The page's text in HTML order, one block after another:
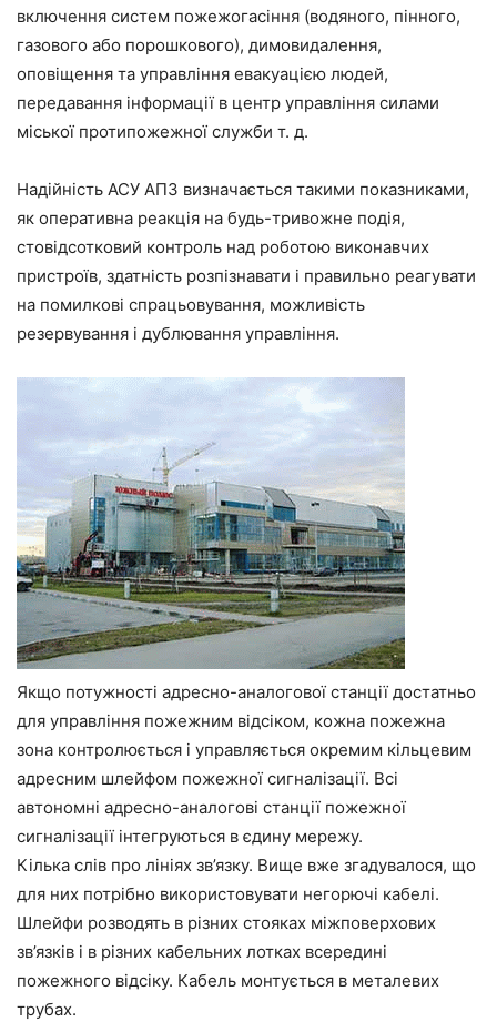
включення систем пожежогасіння (водяного, пінного,
газового або порошкового), димовидалення,
оповіщення та управління евакуацією людей,
передавання інформації в центр управління силами
міської протипожежної служби т. д.
Надійність АСУ АПЗ визначається такими показниками,
як оперативна реакція на будь-тривожне подія,
стовідсотковий контроль над роботою виконавчих
пристроїв, здатність розпізнавати і правильно реагувати
на помилкові спрацьовування, можливість
резервування і дублювання управління.
Якщо потужності адресно-аналогової станції достатньо
для управління пожежним відсіком, кожна пожежна
зона контролюється і управляється окремим кільцевим
адресним шлейфом пожежної сигналізації. Всі
автономні адресно-аналогові станції пожежної
сигналізації інтегруються в єдину мережу.
Кілька слів про лініях зв’язку. Вище вже згадувалося, що
для них потрібно використовувати негорючі кабелі.
Шлейфи розводять в різних стояках міжповерхових
зв’язків і в різних кабельних лотках всередині
пожежного відсіку. Кабель монтується в металевих
трубах.